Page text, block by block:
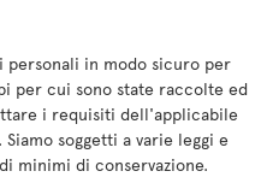
personali in modo sicuro per
per cui sono state raccolte ed
i requisiti dell'applicabile
soggetti a varie leggi e
minimi di conservazione.